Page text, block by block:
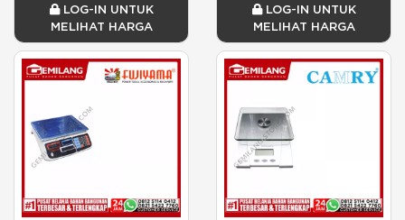
LOG-IN UNTUK
MELIHAT HARGA
LOG-IN UNTUK
MELIHAT HARGA